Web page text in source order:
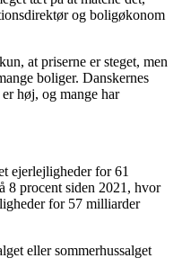
og boligøkonom
at priserne er steget, men
boliger. Danskernes
høj, og mange har
ejerlejligheder for 61
8 procent siden 2021, hvor
for 57 milliarder
eller sommerhussalget